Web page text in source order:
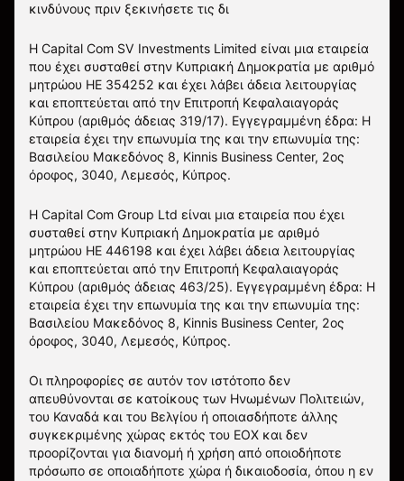
κινδύνους πριν ξεκινήσετε τις δι
Η Capital Com SV Investments Limited είναι μια εταιρεία
που έχει συσταθεί στην Κυπριακή Δημοκρατία με αριθμό
μητρώου HE 354252 και έχει λάβει άδεια λειτουργίας
και εποπτεύεται από την Επιτροπή Κεφαλαιαγοράς
Κύπρου (αριθμός άδειας 319/17). Εγγεγραμμένη έδρα: Η
εταιρεία έχει την επωνυμία της και την επωνυμία της:
Βασιλείου Μακεδόνος 8, Kinnis Business Center, 2ος
όροφος, 3040, Λεμεσός, Κύπρος.
Η Capital Com Group Ltd είναι μια εταιρεία που έχει
συσταθεί στην Κυπριακή Δημοκρατία με αριθμό
μητρώου ΗΕ 446198 και έχει λάβει άδεια λειτουργίας
και εποπτεύεται από την Επιτροπή Κεφαλαιαγοράς
Κύπρου (αριθμός άδειας 463/25). Εγγεγραμμένη έδρα: Η
εταιρεία έχει την επωνυμία της και την επωνυμία της:
Βασιλείου Μακεδόνος 8, Kinnis Business Center, 2ος
όροφος, 3040, Λεμεσός, Κύπρος.
Οι πληροφορίες σε αυτόν τον ιστότοπο δεν
απευθύνονται σε κατοίκους των Ηνωμένων Πολιτειών,
του Καναδά και του Βελγίου ή οποιασδήποτε άλλης
συγκεκριμένης χώρας εκτός του ΕΟΧ και δεν
προορίζονται για διανομή ή χρήση από οποιοδήποτε
πρόσωπο σε οποιαδήποτε χώρα ή δικαιοδοσία, όπου η εν